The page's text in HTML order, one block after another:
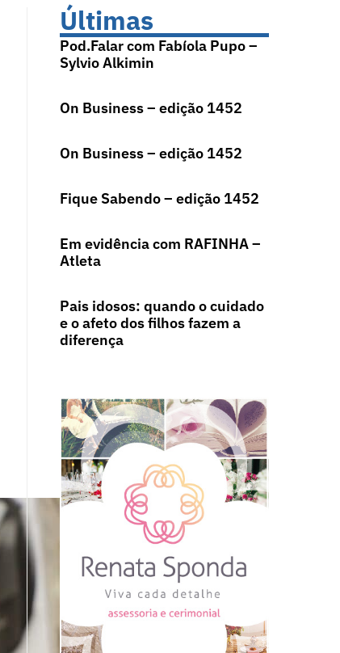
Últimas
Pod.Falar com Fabíola Pupo –
Sylvio Alkimin
On Business – edição 1452
On Business – edição 1452
Fique Sabendo – edição 1452
Em evidência com RAFINHA –
Atleta
Pais idosos: quando o cuidado
e o afeto dos filhos fazem a
diferença